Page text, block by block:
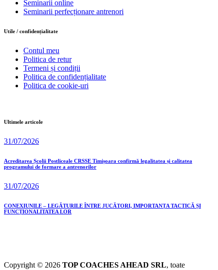
Seminarii online
Seminarii perfecționare antrenori
Utile / confidențialitate
Contul meu
Politica de retur
Termeni și condiții
Politica de confidențialitate
Politica de cookie-uri
Ultimele articole
31/07/2026
Acreditarea Școlii Postliceale CRSSE Timișoara confirmă legalitatea și calitatea
programului de formare a antrenorilor
31/07/2026
CONEXIUNILE – LEGĂTURILE ÎNTRE JUCĂTORI, IMPORTANȚA TACTICĂ ȘI
FUNCȚIONALITATEA LOR
Copyright © 2026 TOP COACHES AHEAD SRL, toate